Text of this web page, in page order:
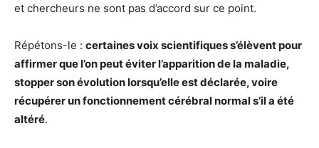
et chercheurs ne sont pas d’accord sur ce point.
Répétons-le : certaines voix scientifiques s’élèvent pour
affirmer que l’on peut éviter l’apparition de la maladie,
stopper son évolution lorsqu’elle est déclarée, voire
récupérer un fonctionnement cérébral normal s’il a été
altéré.